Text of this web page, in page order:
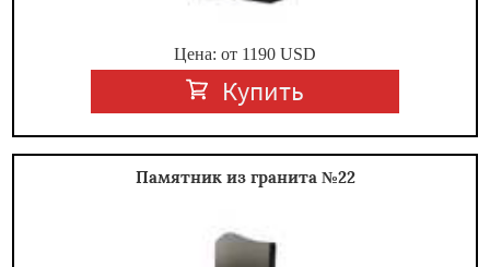
Цена: от 1190 USD
Купить
Памятник из гранита №22